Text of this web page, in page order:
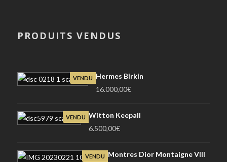
PRODUITS VENDUS
VENDU
Hermes Birkin
16.000,00€
VENDU Witton Keepall
6.500,00€
VENDU
Montres Dior Montaigne VIII